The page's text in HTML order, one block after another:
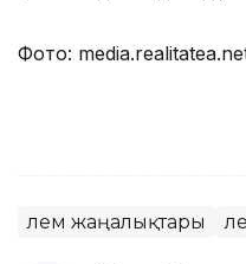
Фото:
Әлем жаңалықтары